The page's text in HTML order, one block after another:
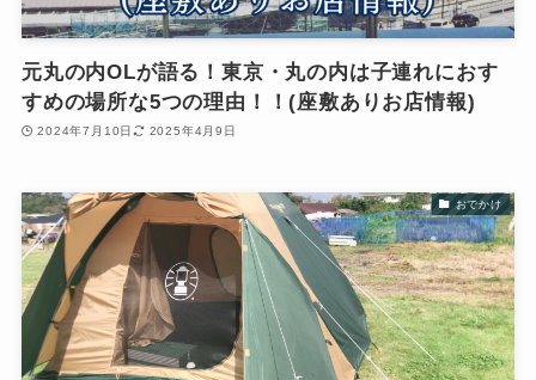
元丸の内OLが語る！東京・丸の内は子連れにおす
すめの場所な5つの理由！！(座敷ありお店情報)
2024年7月10日 2025年4月9日
おでかけ